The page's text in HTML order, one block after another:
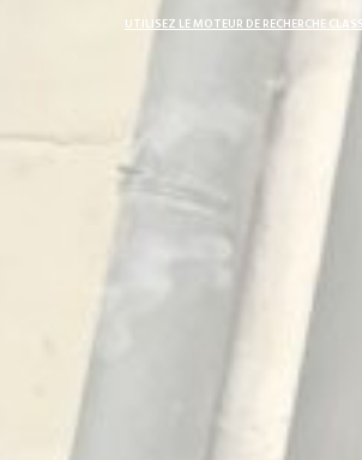
UTILISEZ LE MOTEUR DE RECHERCHE